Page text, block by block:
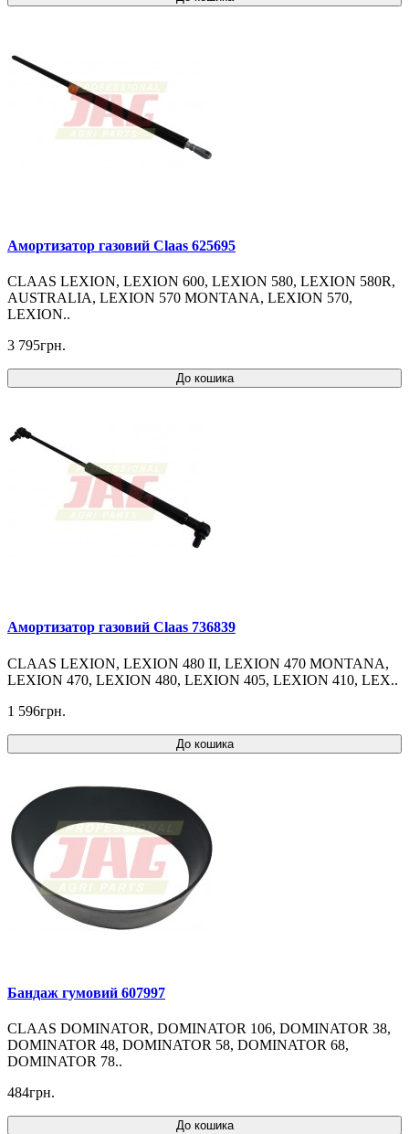
Амортизатор газовий Claas 625695
CLAAS LEXION, LEXION 600, LEXION 580, LEXION 580R,
AUSTRALIA, LEXION 570 MONTANA, LEXION 570,
LEXION..
3 795грн.
До кошика
Амортизатор газовий Claas 736839
CLAAS LEXION, LEXION 480 II, LEXION 470 MONTANA,
LEXION 470, LEXION 480, LEXION 405, LEXION 410, LEX..
1 596грн.
До кошика
Бандаж гумовий 607997
CLAAS DOMINATOR, DOMINATOR 106, DOMINATOR 38,
DOMINATOR 48, DOMINATOR 58, DOMINATOR 68,
DOMINATOR 78..
484грн.
До кошика